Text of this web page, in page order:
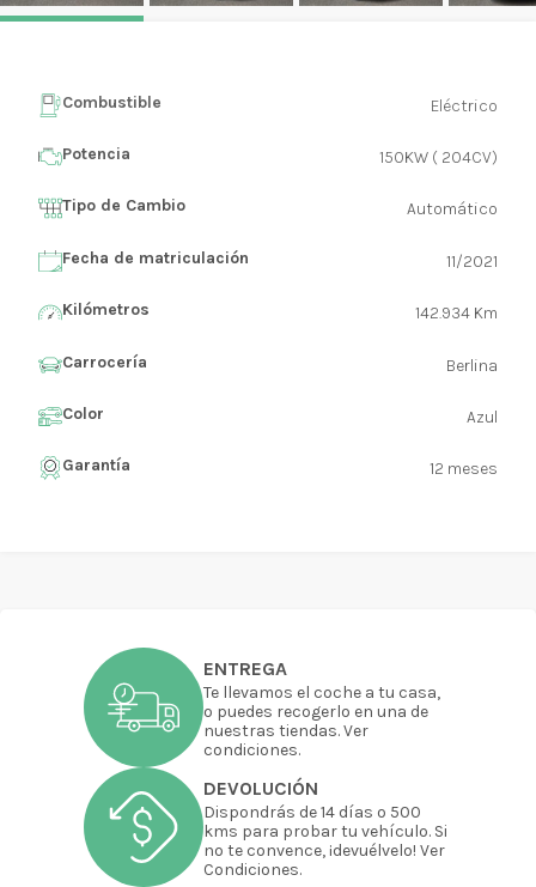
ENTREGA
Te llevamos el coche a tu casa,
o puedes recogerlo en una de
nuestras tiendas. Ver
condiciones.
DEVOLUCIÓN
Dispondrás de 14 días o 500
kms para probar tu vehículo. Si
no te convence, ¡devuélvelo! Ver
Condiciones.
Combustible Eléctrico
Potencia 150KW ( 204CV)
Tipo de Cambio Automático
Fecha de matriculación 11/2021
Kilómetros 142.934 Km
Carrocería Berlina
Color Azul
Garantía 12 meses